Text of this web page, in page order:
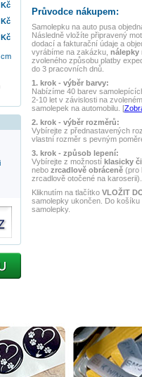
Průvodce nákupem:
Samolepku na auto pusa
Následně vložíte připravený
dodací a fakturační údaje a
vyrábíme na zakázku, nálepky
zvoleného způsobu platby
do 3 pracovních dnů.
1. krok - výběr barvy:
Nabízíme 40 barev
2-10 let v závislosti na
samolepek na automobilu. [
2. krok - výběr rozměrů:
Vybírejte z přednastavených
vlastní rozměr s pevným
3. krok - způsob lepení:
Vybírejte z možností klasicky
nebo zrcadlově obráceně(pro
zrcadlově otočené na
Kliknutím na tlačítko VLOŽIT
samolepky ukončen. Do košíku
samolepky.